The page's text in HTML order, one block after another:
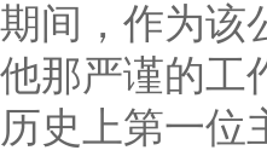
期间，作为该
他那严谨的工
历史上第一位